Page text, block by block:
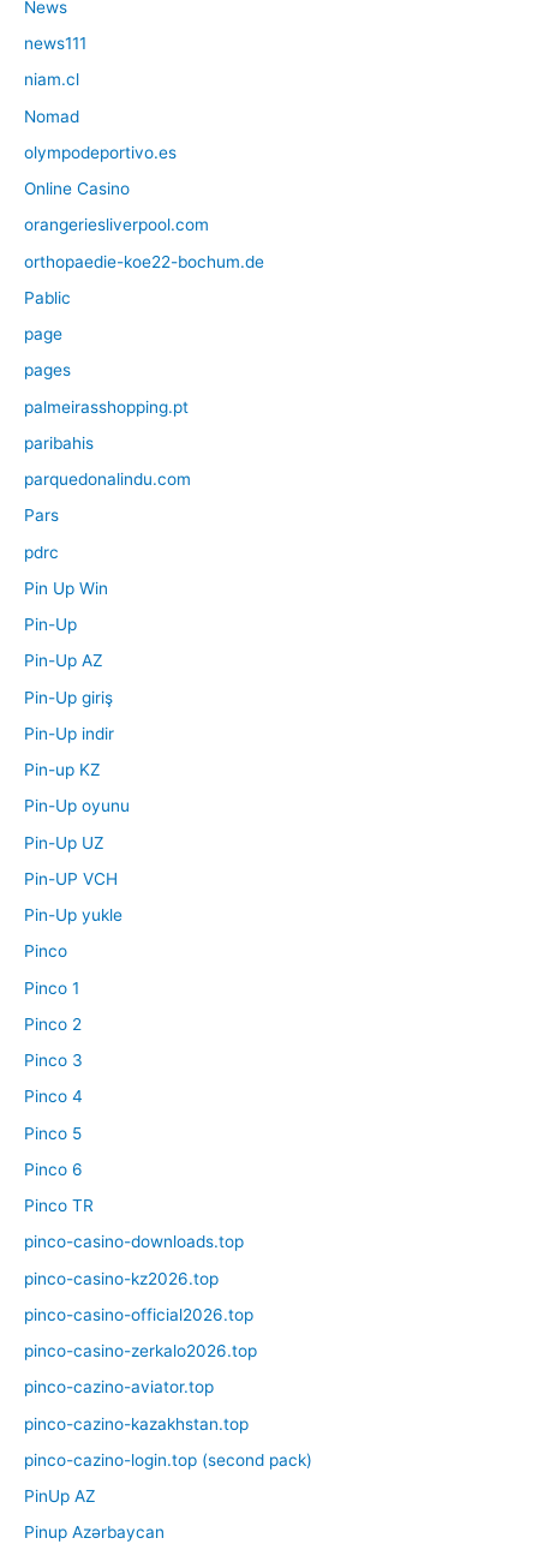
News
news111
niam.cl
Nomad
olympodeportivo.es
Online Casino
orangeriesliverpool.com
orthopaedie-koe22-bochum.de
Pablic
page
pages
palmeirasshopping.pt
paribahis
parquedonalindu.com
Pars
pdrc
Pin Up Win
Pin-Up
Pin-Up AZ
Pin-Up giriş
Pin-Up indir
Pin-up KZ
Pin-Up oyunu
Pin-Up UZ
Pin-UP VCH
Pin-Up yukle
Pinco
Pinco 1
Pinco 2
Pinco 3
Pinco 4
Pinco 5
Pinco 6
Pinco TR
pinco-casino-downloads.top
pinco-casino-kz2026.top
pinco-casino-official2026.top
pinco-casino-zerkalo2026.top
pinco-cazino-aviator.top
pinco-cazino-kazakhstan.top
pinco-cazino-login.top (second pack)
PinUp AZ
Pinup Azərbaycan